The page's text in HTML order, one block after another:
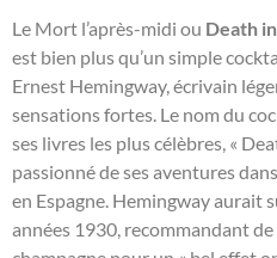
Le Mort l’après-midi ou Death
est bien plus qu’un simple
Ernest Hemingway, écrivain
sensations fortes. Le nom du
ses livres les plus célèbres, «
passionné de ses aventures
en Espagne. Hemingway aurait
années 1930, recommandant